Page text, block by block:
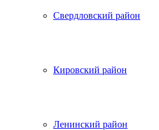
Свердловский район
Кировский район
Ленинский район